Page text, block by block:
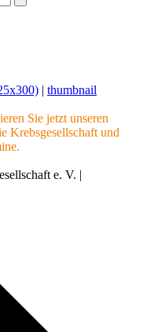
| thumbnail
Sie jetzt unseren
Krebsgesellschaft und
e. V. |